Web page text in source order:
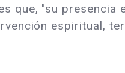
que, "su presencia
espiritual,